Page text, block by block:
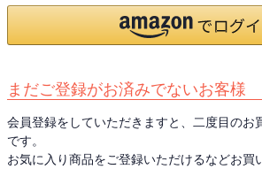
まだご登録がお済みでないお客様
会員登録をしていただきますと、二度目のお
です。
お気に入り商品をご登録いただけるなどお買